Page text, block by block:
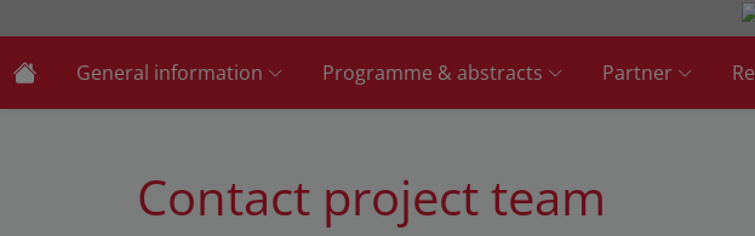
General information Programme & abstracts Partner
Contact project team